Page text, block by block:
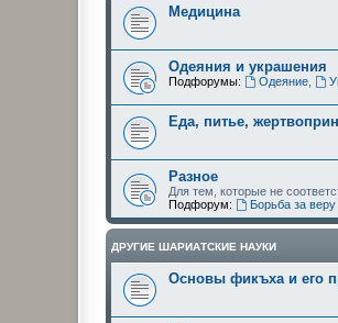
Медицина
Одеяния и украшения
Подфорумы: Одеяние,
Еда, питье,
Разное
Для тем, которые не
Подфорум:
Борьба за веру
ДРУГИЕ ШАРИАТСКИЕ НАУКИ
Основы фикъха и его